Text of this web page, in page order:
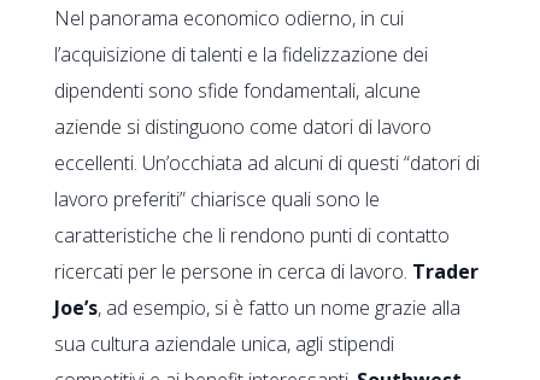
Nel panorama economico odierno, in cui
l’acquisizione di talenti e la fidelizzazione dei
dipendenti sono sfide fondamentali, alcune
aziende si distinguono come datori di lavoro
eccellenti. Un’occhiata ad alcuni di questi “datori di
lavoro preferiti” chiarisce quali sono le
caratteristiche che li rendono punti di contatto
ricercati per le persone in cerca di lavoro. Trader
Joe’s, ad esempio, si è fatto un nome grazie alla
sua cultura aziendale unica, agli stipendi